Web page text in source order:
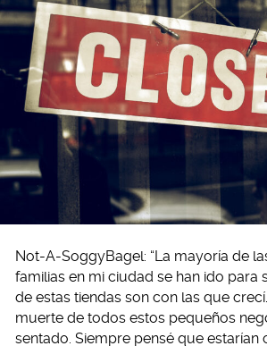
Not-A-SoggyBagel: “La mayoría de
familias en mi ciudad se han ido para
de estas tiendas son con las que
muerte de todos estos pequeños
sentado. Siempre pensé que estarían